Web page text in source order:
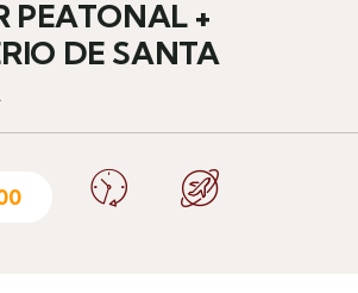
PEATONAL +
DE SANTA